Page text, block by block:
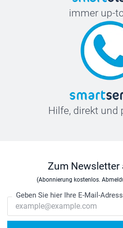
immer up-
Hilfe, direkt und
Zum Newsletter
(Abonnierung kostenlos.
Geben Sie hier Ihre E-Mail-